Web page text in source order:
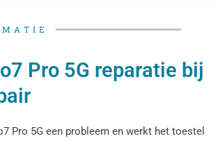
Pro 5G reparatie bij
Pro 5G een probleem en werkt het toestel